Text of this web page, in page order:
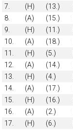
7.
(H) (13.)
8.
(A) (15.)
9.
(H) (11.)
10.
(A) (18.)
11.
(H) (5.)
12.
(A) (14.)
13.
(H) (4.)
14.
(A) (17.)
15.
(H) (16.)
16.
(A) (2.)
17.
(H) (6.)